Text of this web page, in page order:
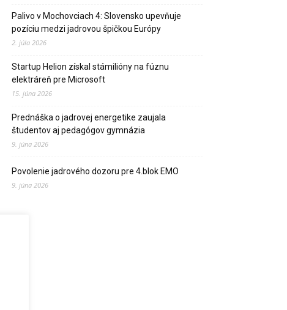
Palivo v Mochovciach 4: Slovensko upevňuje
pozíciu medzi jadrovou špičkou Európy
2. júla 2026
Startup Helion získal stámilióny na fúznu
elektráreň pre Microsoft
15. júna 2026
Prednáška o jadrovej energetike zaujala
študentov aj pedagógov gymnázia
9. júna 2026
Povolenie jadrového dozoru pre 4.blok EMO
9. júna 2026